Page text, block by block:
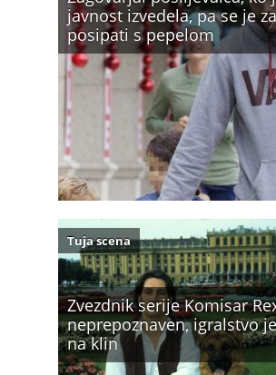
javnost izvedela, pa se je
posipati s pepelom
Zvezdnik serije Komisar
neprepoznaven, igralstvo
na klin
Tuja scena